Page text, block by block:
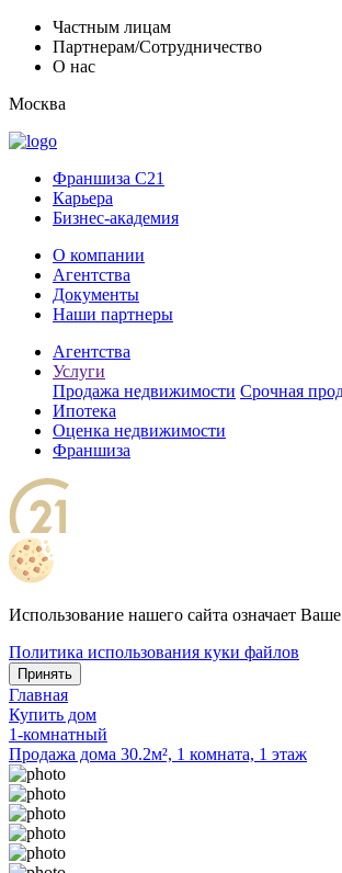
Частным лицам
Партнерам/Сотрудничество
О нас
Москва
Франшиза C21
Карьера
Бизнес-академия
О компании
Агентства
Документы
Наши партнеры
Агентства
Услуги
Продажа недвижимости Срочная
Ипотека
Оценка недвижимости
Франшиза
Использование нашего сайта означает
Политика использования куки файлов
Принять
Главная
Купить дом
1-комнатный
Продажа дома 30.2м², 1 комната, 1 этаж